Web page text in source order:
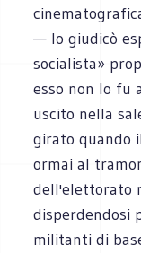
— lo giudicò
socialista»
esso non lo fu
uscito nella
girato quando
ormai al
dell'elettorato
disperdendosi
militanti di